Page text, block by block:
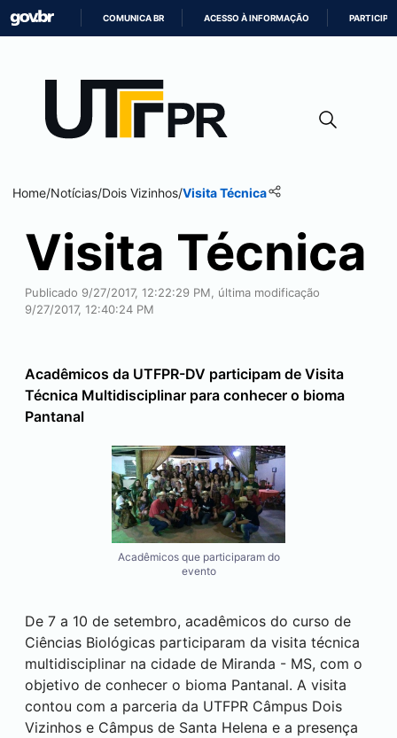
CONTEÚDO
COMUNICA BR ACESSO À INFORMAÇÃO PARTICIPE
Home/Notícias/Dois Vizinhos/Visita Técnica
Visita Técnica
Publicado 9/27/2017, 12:22:29 PM, última modificação
9/27/2017, 12:40:24 PM
Acadêmicos da UTFPR-DV participam de Visita
Técnica Multidisciplinar para conhecer o bioma
Pantanal
Acadêmicos que participaram do
evento
De 7 a 10 de setembro, acadêmicos do curso de
Ciências Biológicas participaram da visita técnica
multidisciplinar na cidade de Miranda - MS, com o
objetivo de conhecer o bioma Pantanal. A visita
contou com a parceria da UTFPR Câmpus Dois
Vizinhos e Câmpus de Santa Helena e a presença